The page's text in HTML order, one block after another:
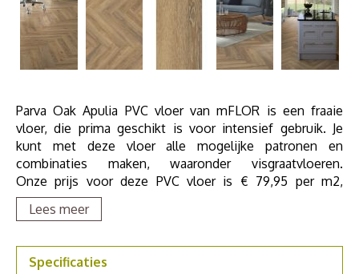
Parva Oak Apulia PVC vloer van mFLOR is een fraaie
vloer, die prima geschikt is voor intensief gebruik. Je
kunt met deze vloer alle mogelijke patronen en
combinaties maken, waaronder visgraatvloeren.
Onze prijs voor deze PVC vloer is € 79,95 per m2,
inclusief egaliseren van de ondervloer en het leggen van
de PVC vloer in visgraatmotief. Uiteraard is band en bies
Lees meer
Specificaties